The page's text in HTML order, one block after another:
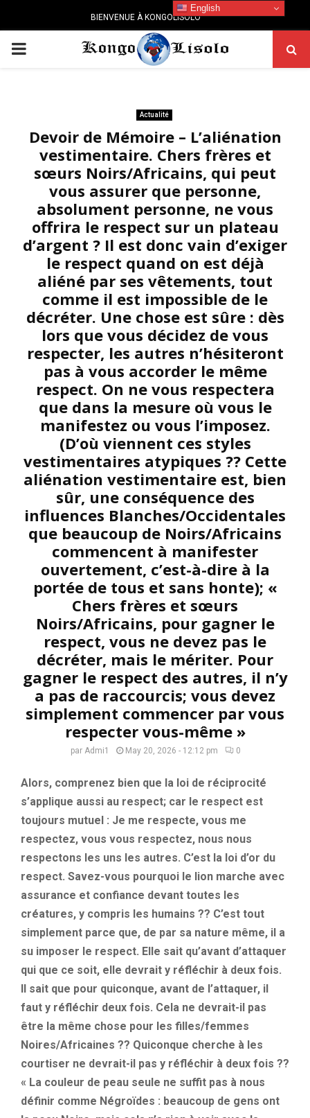
BIENVENUE À KONGOLISOLO
PRIMARY
Actualité
Devoir de Mémoire – L’aliénation
vestimentaire. Chers frères et
sœurs Noirs/Africains, qui peut
vous assurer que personne,
absolument personne, ne vous
offrira le respect sur un plateau
d’argent ? Il est donc vain d’exiger
le respect quand on est déjà
aliéné par ses vêtements, tout
comme il est impossible de le
décréter. Une chose est sûre : dès
lors que vous décidez de vous
respecter, les autres n’hésiteront
pas à vous accorder le même
respect. On ne vous respectera
que dans la mesure où vous le
manifestez ou vous l’imposez.
(D’où viennent ces styles
vestimentaires atypiques ?? Cette
aliénation vestimentaire est, bien
sûr, une conséquence des
influences Blanches/Occidentales
que beaucoup de Noirs/Africains
commencent à manifester
ouvertement, c’est-à-dire à la
portée de tous et sans honte); «
Chers frères et sœurs
Noirs/Africains, pour gagner le
respect, vous ne devez pas le
décréter, mais le mériter. Pour
gagner le respect des autres, il n’y
a pas de raccourcis; vous devez
simplement commencer par vous
respecter vous-même »
par Admi1 May 20, 2026 - 12:12 pm 0
Alors, comprenez bien que la loi de réciprocité
s’applique aussi au respect; car le respect est
toujours mutuel : Je me respecte, vous me
respectez, vous vous respectez, nous nous
respectons les uns les autres. C’est la loi d’or du
respect. Savez-vous pourquoi le lion marche avec
assurance et confiance devant toutes les
créatures, y compris les humains ?? C’est tout
simplement parce que, de par sa nature même, il a
su imposer le respect. Elle sait qu’avant d’attaquer
qui que ce soit, elle devrait y réfléchir à deux fois.
Il sait que pour quiconque, avant de l’attaquer, il
faut y réfléchir deux fois. Cela ne devrait-il pas
être la même chose pour les filles/femmes
Noires/Africaines ?? Quiconque cherche à les
courtiser ne devrait-il pas y réfléchir à deux fois ??
« La couleur de peau seule ne suffit pas à nous
définir comme Négroïdes : beaucoup de gens ont
English